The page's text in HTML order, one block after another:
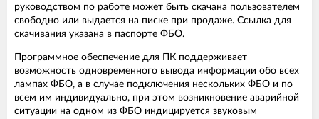
руководством по работе может быть скачана пользователем
свободно или выдается на писке при продаже. Ссылка для
скачивания указана в паспорте ФБО.
Программное обеспечение для ПК поддерживает
возможность одновременного вывода информации обо всех
лампах ФБО, а в случае подключения нескольких ФБО и по
всем им индивидуально, при этом возникновение аварийной
ситуации на одном из ФБО индицируется звуковым